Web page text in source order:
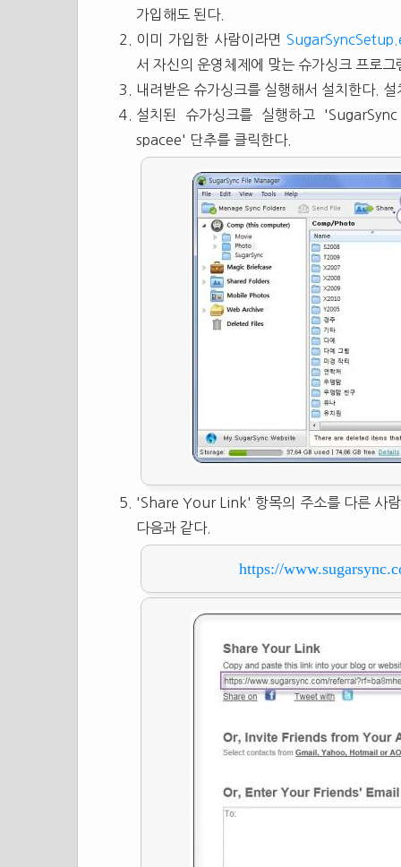
가입해도 된다.
이미 가입한 사람이라면
서 자신의 운영체제에 맞는 슈가싱크 프로
내려받은 슈가싱크를 실행해서 설치한다.
설치된 슈가싱크를 실행하고
spacee' 단추를 클릭한다.
'Share Your Link' 항목의 주소를 다른 사
다음과 같다.
https://